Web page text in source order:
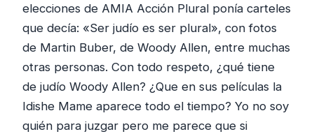
elecciones de AMIA Acción Plural ponía carteles
que decía: «Ser judío es ser plural», con fotos
de Martin Buber, de Woody Allen, entre muchas
otras personas. Con todo respeto, ¿qué tiene
de judío Woody Allen? ¿Que en sus películas la
Idishe Mame aparece todo el tiempo? Yo no soy
quién para juzgar pero me parece que si